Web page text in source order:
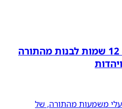
שמות לבנות מהתנך - 12 שמות לבנות מהתורה
משמעות מהתורה, של